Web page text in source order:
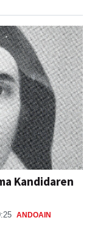
Kandidaren
ANDOAIN